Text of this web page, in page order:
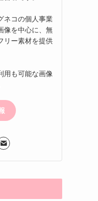
ネコの個人事業
像を中心に、無
リー素材を提供
用も可能な画像